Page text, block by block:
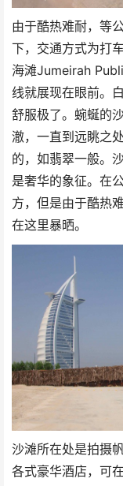
由于酷热难耐，等
下，交通方式为打
海滩Jumeirah
线就展现在眼前。
舒服极了。蜿蜒的
澈，一直到远眺之
的，如翡翠一般。
是奢华的象征。在
方，但是由于酷热
在这里暴晒。
沙滩所在处是拍摄
各式豪华酒店，可